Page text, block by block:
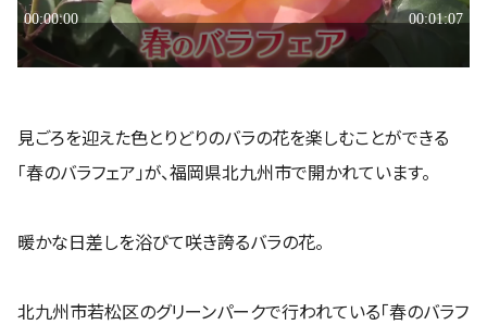
見ごろを迎えた色とりどりのバラの花を楽しむことができる
「春のバラフェア」が、福岡県北九州市で開かれています。
暖かな日差しを浴びて咲き誇るバラの花。
北九州市若松区のグリーンパークで行われている「春のバラフ